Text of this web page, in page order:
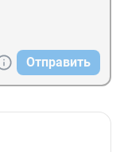
Отправить